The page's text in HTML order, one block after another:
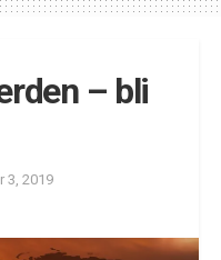
– bli
3, 2019